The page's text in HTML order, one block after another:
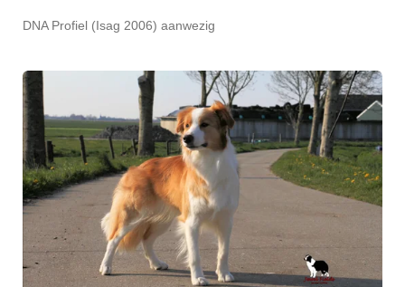
DNA Profiel (Isag 2006) aanwezig